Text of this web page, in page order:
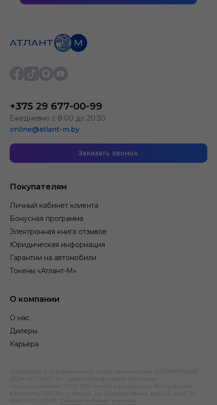
Покупателям
Личный кабинет клиента
Бонусная программа
Электронная книга отзывов
Юридическая информация
Гарантии на автомобили
Токены «Атлант-М»
О компании
О нас
Дилеры
Карьера
+375 29 677-00-99
Ежедневно с 8:00 до 20:30
online@atlant-m.by
Заказать звонок
Общество с ограниченной ответственностью «БРОКЕРСКИЙ
ДОМ «АТЛАНТ-М», зарегистрировано Минским
горисполкомом 10.09.1991; место нахождения: Республика
Беларусь, 220019, г. Минск, ул. Шаранговича, дом 22, ком. 10;
УНП 100023303.
Личный кабинет клиента